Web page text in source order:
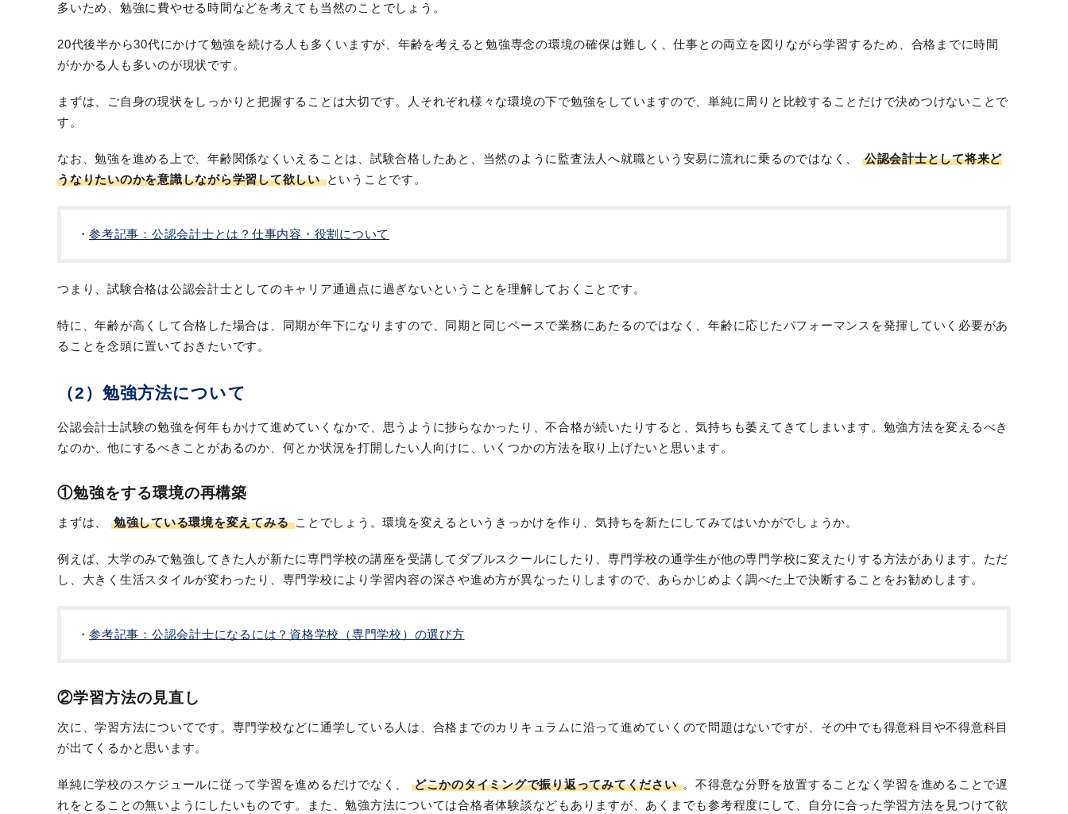
多いため、勉強に費やせる時間などを考えても当然のことでしょう。
20代後半から30代にかけて勉強を続ける人も多くいますが、年齢を考えると勉強専念の環境の確保は難しく、仕事との両立を図りながら学習するため、合格までに時間
がかかる人も多いのが現状です。
まずは、ご自身の現状をしっかりと把握することは大切です。人それぞれ様々な環境の下で勉強をしていますので、単純に周りと比較することだけで決めつけないことで
す。
なお、勉強を進める上で、年齢関係なくいえることは、試験合格したあと、当然のように監査法人へ就職という安易に流れに乗るのではなく、
公認会計士として将来ど
うなりたいのかを意識しながら学習して欲しいということです。
参考記事：公認会計士とは？仕事内容・役割について
つまり、試験合格は公認会計士としてのキャリア通過点に過ぎないということを理解しておくことです。
特に、年齢が高くして合格した場合は、同期が年下になりますので、同期と同じペースで業務にあたるのではなく、年齢に応じたパフォーマンスを発揮していく必要があ
ることを念頭に置いておきたいです。
（2）勉強方法について
公認会計士試験の勉強を何年もかけて進めていくなかで、思うように捗らなかったり、不合格が続いたりすると、気持ちも萎えてきてしまいます。勉強方法を変えるべき
なのか、他にするべきことがあるのか、何とか状況を打開したい人向けに、いくつかの方法を取り上げたいと思います。
①勉強をする環境の再構築
まずは、 勉強している環境を変えてみる ことでしょう。環境を変えるというきっかけを作り、気持ちを新たにしてみてはいかがでしょうか。
例えば、大学のみで勉強してきた人が新たに専門学校の講座を受講してダブルスクールにしたり、専門学校の通学生が他の専門学校に変えたりする方法があります。ただ
し、大きく生活スタイルが変わったり、専門学校により学習内容の深さや進め方が異なったりしますので、あらかじめよく調べた上で決断することをお勧めします。
参考記事：公認会計士になるには？資格学校（専門学校）の選び方
②学習方法の見直し
次に、学習方法についてです。専門学校などに通学している人は、合格までのカリキュラムに沿って進めていくので問題はないですが、その中でも得意科目や不得意科目
が出てくるかと思います。
単純に学校のスケジュールに従って学習を進めるだけでなく、 どこかのタイミングで振り返ってみてください 。不得意な分野を放置することなく学習を進めることで遅
れをとることの無いようにしたいものです。また、勉強方法については合格者体験談などもありますが、あくまでも参考程度にして、自分に合った学習方法を見つけて欲